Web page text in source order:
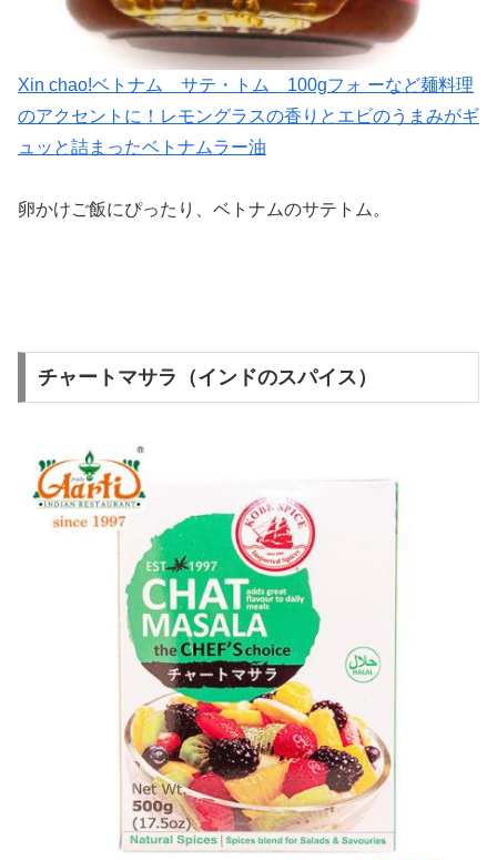
Xin chao!ベトナム サテ・トム 100gフォ ーなど麺料理
のアクセントに！レモングラスの香りとエビのうまみがギ
ュッと詰まったベトナムラー油
卵かけご飯にぴったり、ベトナムのサテトム。
チャートマサラ（インドのスパイス）